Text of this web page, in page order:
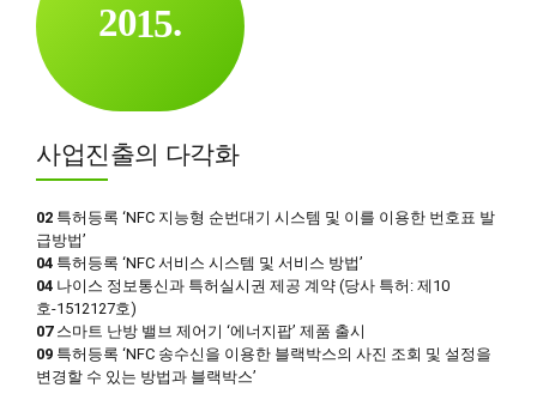
2
4
5
6
7
8
9
0
01
3
4
5
6
7
8
9
0
5
7
8
9
0
.
사업진출의 다각화
02 특허등록 ‘NFC 지능형 순번대기 시스템 및 이를 이용한 번호표 발
급방법’
04 특허등록 ‘NFC 서비스 시스템 및 서비스 방법’
04 나이스 정보통신과 특허실시권 제공 계약 (당사 특허: 제10
호-1512127호)
07스마트 난방 밸브 제어기 ‘에너지팝’ 제품 출시
09 특허등록 ‘NFC 송수신을 이용한 블랙박스의 사진 조회 및 설정을
변경할 수 있는 방법과 블랙박스’
0
1
2
3
4 0